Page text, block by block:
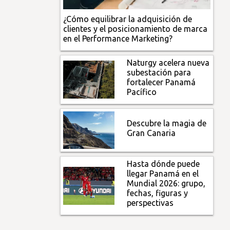
¿Cómo equilibrar la adquisición de
clientes y el posicionamiento de marca
en el Performance Marketing?
Naturgy acelera nueva
subestación para
fortalecer Panamá
Pacífico
Descubre la magia de
Gran Canaria
Hasta dónde puede
llegar Panamá en el
Mundial 2026: grupo,
fechas, figuras y
perspectivas